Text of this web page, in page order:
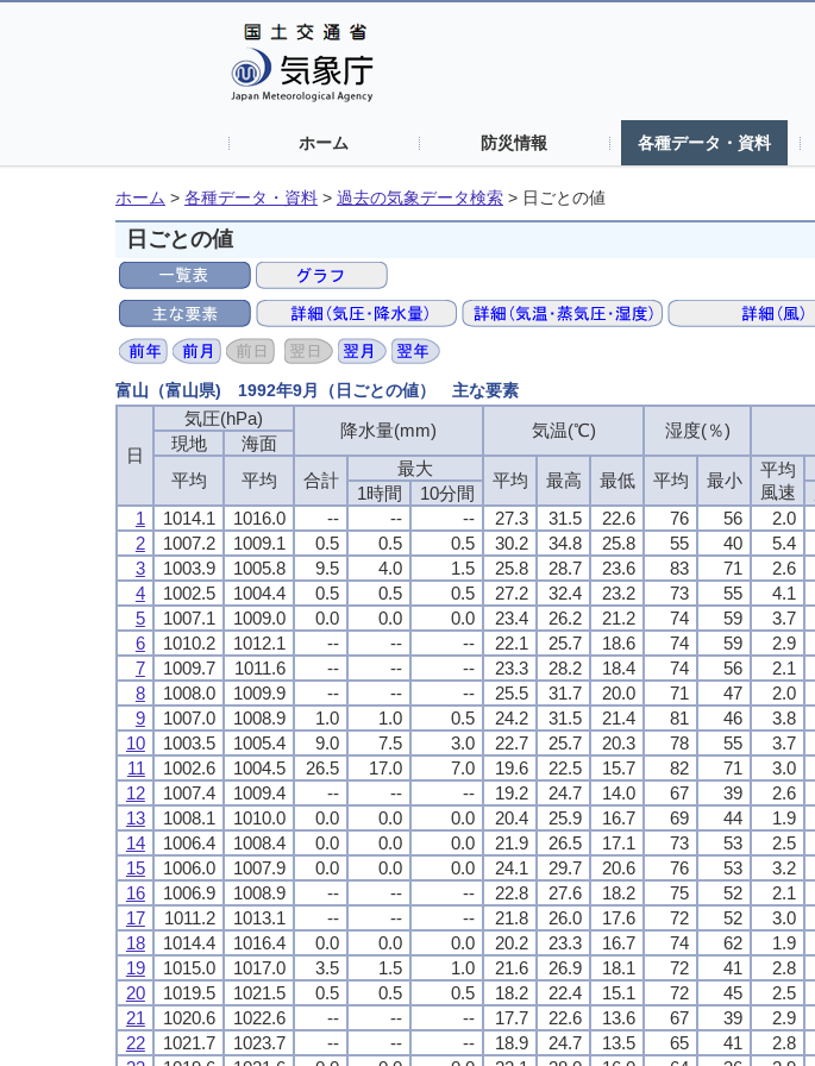
ホーム 防災情報 各種データ・資料
ホーム > 各種データ・資料 > 過去の気象データ検索 > 日ごとの値
日ごとの値
富山（富山県) 1992年9月（日ごとの値） 主な要素
日
気圧(hPa)
降水量(mm) 気温(℃) 湿度(％)
現地
海面
平均
平均 合計
最大
平均 最高 最低 平均 最小
平均
風速
1時間 10分間
1
1014.1 1016.0 -- -- -- 27.3 31.5 22.6 76 56 2.0
2
1007.2 1009.1 0.5 0.5 0.5 30.2 34.8 25.8 55 40 5.4
3
1003.9 1005.8 9.5 4.0 1.5 25.8 28.7 23.6 83 71 2.6
4
1002.5 1004.4 0.5 0.5 0.5 27.2 32.4 23.2 73 55 4.1
5
1007.1 1009.0 0.0 0.0 0.0 23.4 26.2 21.2 74 59 3.7
6
1010.2 1012.1 -- -- -- 22.1 25.7 18.6 74 59 2.9
7
1009.7 1011.6 -- -- -- 23.3 28.2 18.4 74 56 2.1
8
1008.0 1009.9 -- -- -- 25.5 31.7 20.0 71 47 2.0
9
1007.0 1008.9 1.0 1.0 0.5 24.2 31.5 21.4 81 46 3.8
10
1003.5 1005.4 9.0 7.5 3.0 22.7 25.7 20.3 78 55 3.7
11
1002.6 1004.5 26.5 17.0 7.0 19.6 22.5 15.7 82 71 3.0
12
1007.4 1009.4 -- -- -- 19.2 24.7 14.0 67 39 2.6
13
1008.1 1010.0 0.0 0.0 0.0 20.4 25.9 16.7 69 44 1.9
14
1006.4 1008.4 0.0 0.0 0.0 21.9 26.5 17.1 73 53 2.5
15
1006.0 1007.9 0.0 0.0 0.0 24.1 29.7 20.6 76 53 3.2
16
1006.9 1008.9 -- -- -- 22.8 27.6 18.2 75 52 2.1
17
1011.2 1013.1 -- -- -- 21.8 26.0 17.6 72 52 3.0
18
1014.4 1016.4 0.0 0.0 0.0 20.2 23.3 16.7 74 62 1.9
19
1015.0 1017.0 3.5 1.5 1.0 21.6 26.9 18.1 72 41 2.8
20
1019.5 1021.5 0.5 0.5 0.5 18.2 22.4 15.1 72 45 2.5
21
1020.6 1022.6 -- -- -- 17.7 22.6 13.6 67 39 2.9
22
1021.7 1023.7 -- -- -- 18.9 24.7 13.5 65 41 2.8